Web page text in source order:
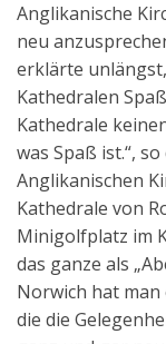
Anglikanische
neu
erklärte
Kathedralen
Kathedrale
was Spaß ist.“,
Anglikanischen
Kathedrale von
Minigolfplatz im
das ganze als
Norwich hat
die die